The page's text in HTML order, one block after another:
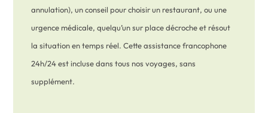
annulation), un conseil pour choisir un restaurant, ou une
urgence médicale, quelqu’un sur place décroche et résout
la situation en temps réel. Cette assistance francophone
24h/24 est incluse dans tous nos voyages, sans
supplément.